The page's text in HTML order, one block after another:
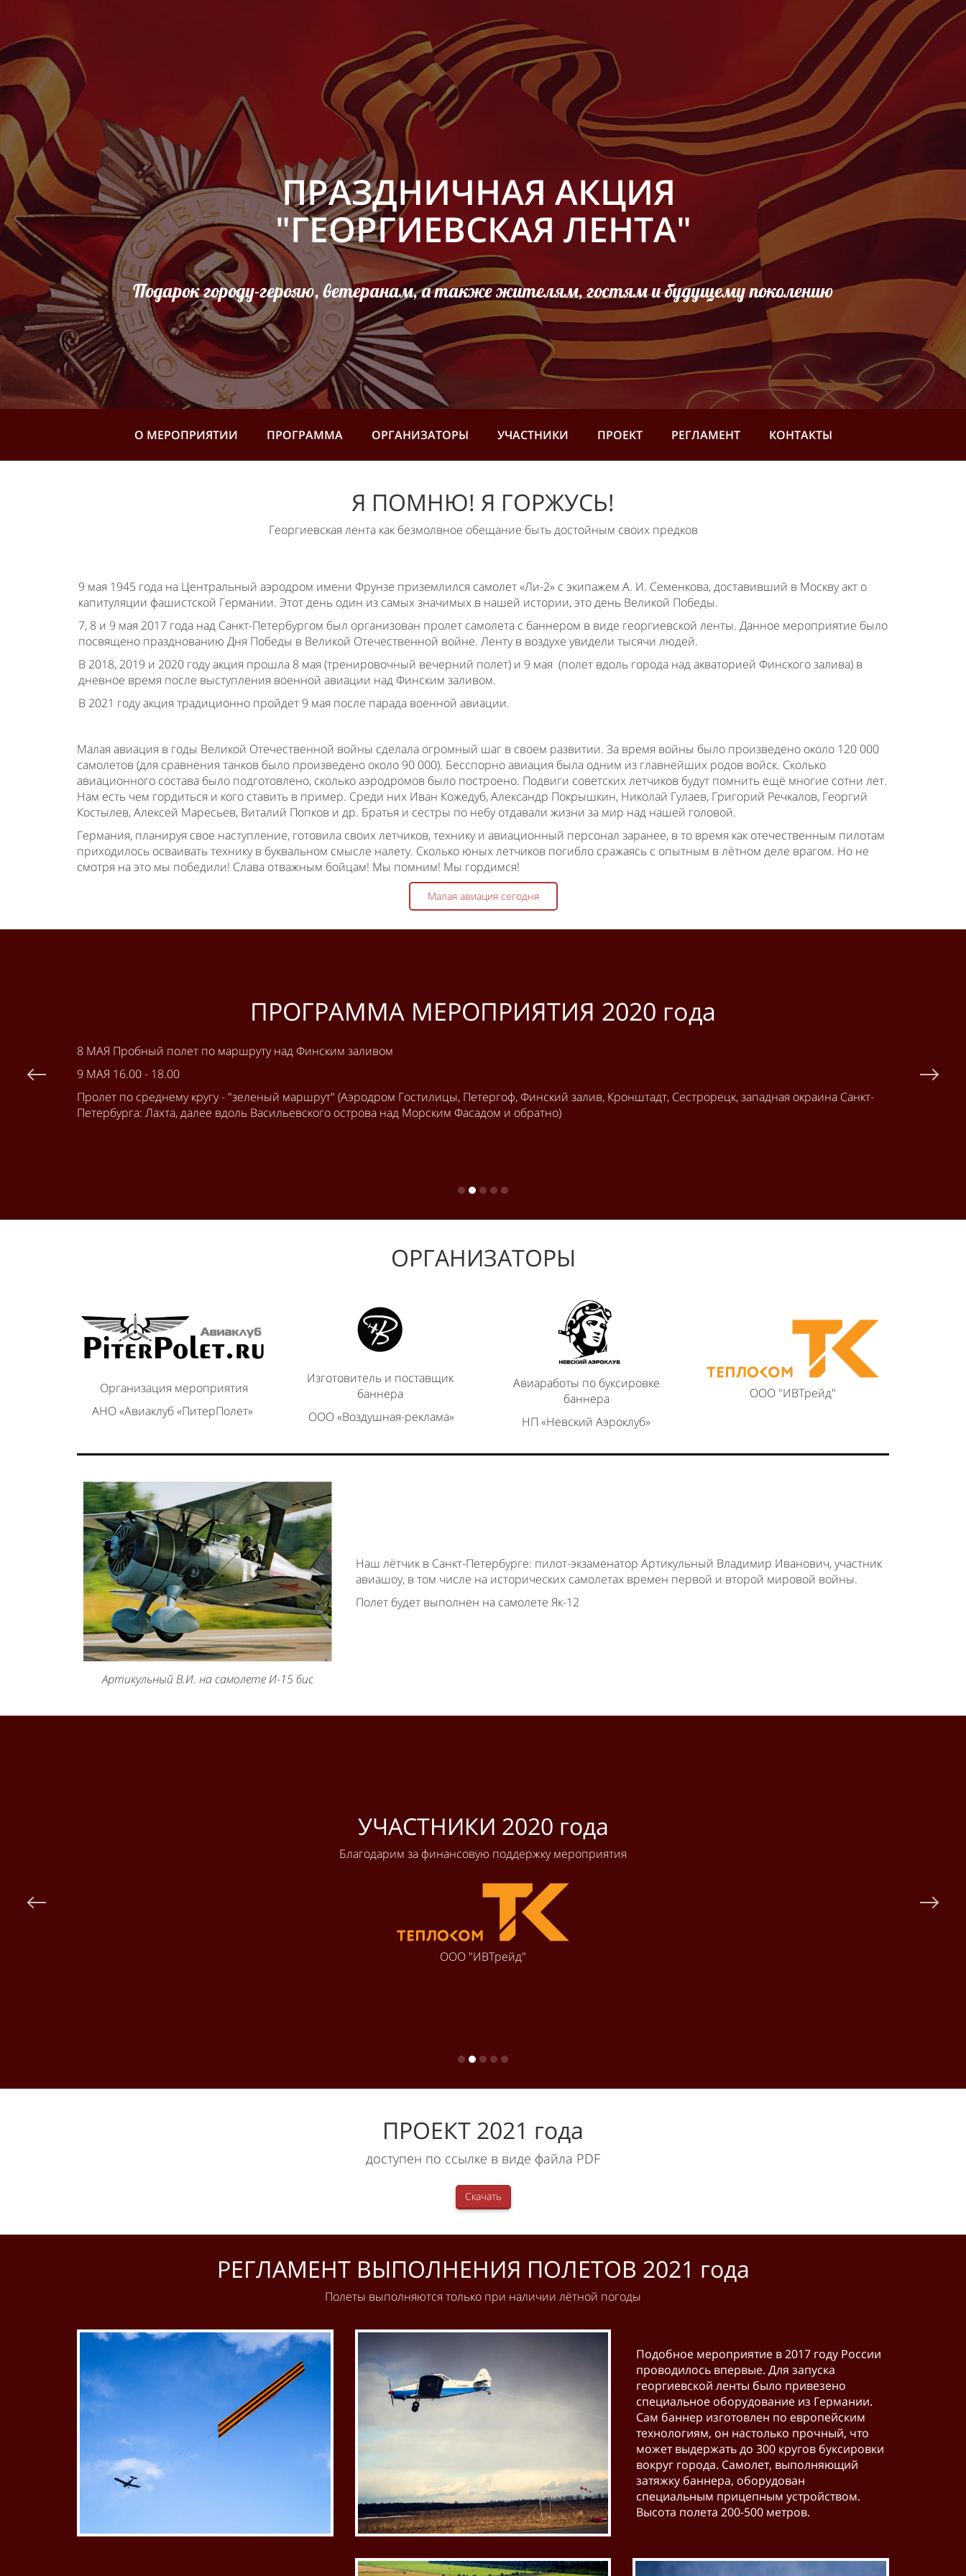
ПРАЗДНИЧНАЯ АКЦИЯ
"ГЕОРГИЕВСКАЯ ЛЕНТА"
Подарок городу-герояю, ветеранам, а также жителям, гостям и будущему поколению
О МЕРОПРИЯТИИ ПРОГРАММА ОРГАНИЗАТОРЫ УЧАСТНИКИ ПРОЕКТ РЕГЛАМЕНТ КОНТАКТЫ
Я ПОМНЮ! Я ГОРЖУСЬ!
Георгиевская лента как безмолвное обещание быть достойным своих предков
9 мая 1945 года на Центральный аэродром имени Фрунзе приземлился самолет «Ли-2» с экипажем А. И. Семенкова, доставивший в Москву акт о
капитуляции фашистской Германии. Этот день один из самых значимых в нашей истории, это день Великой Победы.
7, 8 и 9 мая 2017 года над Санкт-Петербургом был организован пролет самолета с баннером в виде георгиевской ленты. Данное мероприятие было
посвящено празднованию Дня Победы в Великой Отечественной войне. Ленту в воздухе увидели тысячи людей.
В 2018, 2019 и 2020 году акция прошла 8 мая (тренировочный вечерний полет) и 9 мая (полет вдоль города над акваторией Финского залива) в
дневное время после выступления военной авиации над Финским заливом.
В 2021 году акция традиционно пройдет 9 мая после парада военной авиации.
Малая авиация в годы Великой Отечественной войны сделала огромный шаг в своем развитии. За время войны было произведено около 120 000
самолетов (для сравнения танков было произведено около 90 000). Бесспорно авиация была одним из главнейших родов войск. Сколько
авиационного состава было подготовлено, сколько аэродромов было построено. Подвиги советских летчиков будут помнить ещё многие сотни лет.
Нам есть чем гордиться и кого ставить в пример. Среди них Иван Кожедуб, Александр Покрышкин, Николай Гулаев, Григорий Речкалов, Георгий
Костылев, Алексей Маресьев, Виталий Попков и др. Братья и сестры по небу отдавали жизни за мир над нашей головой.
Германия, планируя свое наступление, готовила своих летчиков, технику и авиационный персонал заранее, в то время как отечественным пилотам
приходилось осваивать технику в буквальном смысле налету. Сколько юных летчиков погибло сражаясь с опытным в лётном деле врагом. Но не
смотря на это мы победили! Слава отважным бойцам! Мы помним! Мы гордимся!
Малая авиация сегодня
ПРОГРАММА МЕРОПРИЯТИЯ 2020 года
8 МАЯ Пробный полет по маршруту над Финским заливом
9 МАЯ 16.00 - 18.00
Пролет по среднему кругу - "зеленый маршрут" (Аэродром Гостилицы, Петергоф, Финский залив, Кронштадт, Сестрорецк, западная окраина Санкт-
Петербурга: Лахта, далее вдоль Васильевского острова над Морским Фасадом и обратно)
ОРГАНИЗАТОРЫ
Организация мероприятия
АНО «Авиаклуб «ПитерПолет»
Изготовитель и поставщик
баннера
ООО «Воздушная-реклама»
Авиаработы по буксировке
баннера
НП «Невский Аэроклуб»
ООО "ИВТрейд"
Артикульный В.И. на самолете И-15 бис
Наш лётчик в Санкт-Петербурге: пилот-экзаменатор Артикульный Владимир Иванович, участник
авиашоу, в том числе на исторических самолетах времен первой и второй мировой войны.
Полет будет выполнен на самолете Як-12
УЧАСТНИКИ 2020 года
Благодарим за финансовую поддержку мероприятия
ООО "ИВТрейд"
ПРОЕКТ 2021 года
доступен по ссылке в виде файла PDF
Скачать
РЕГЛАМЕНТ ВЫПОЛНЕНИЯ ПОЛЕТОВ 2021 года
Полеты выполняются только при наличии лётной погоды
Подобное мероприятие в 2017 году России
проводилось впервые. Для запуска
георгиевской ленты было привезено
специальное оборудование из Германии.
Сам баннер изготовлен по европейским
технологиям, он настолько прочный, что
может выдержать до 300 кругов буксировки
вокруг города. Самолет, выполняющий
затяжку баннера, оборудован
специальным прицепным устройством.
Высота полета 200-500 метров.